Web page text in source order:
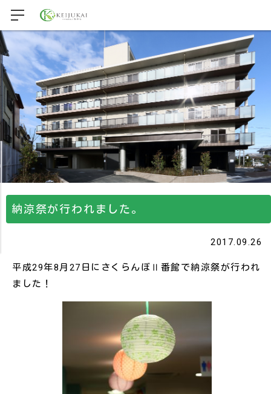
納涼祭が行われました。
2017.09.26
平成29年8月27日にさくらんぼⅡ番館で納涼祭が行われ
ました！